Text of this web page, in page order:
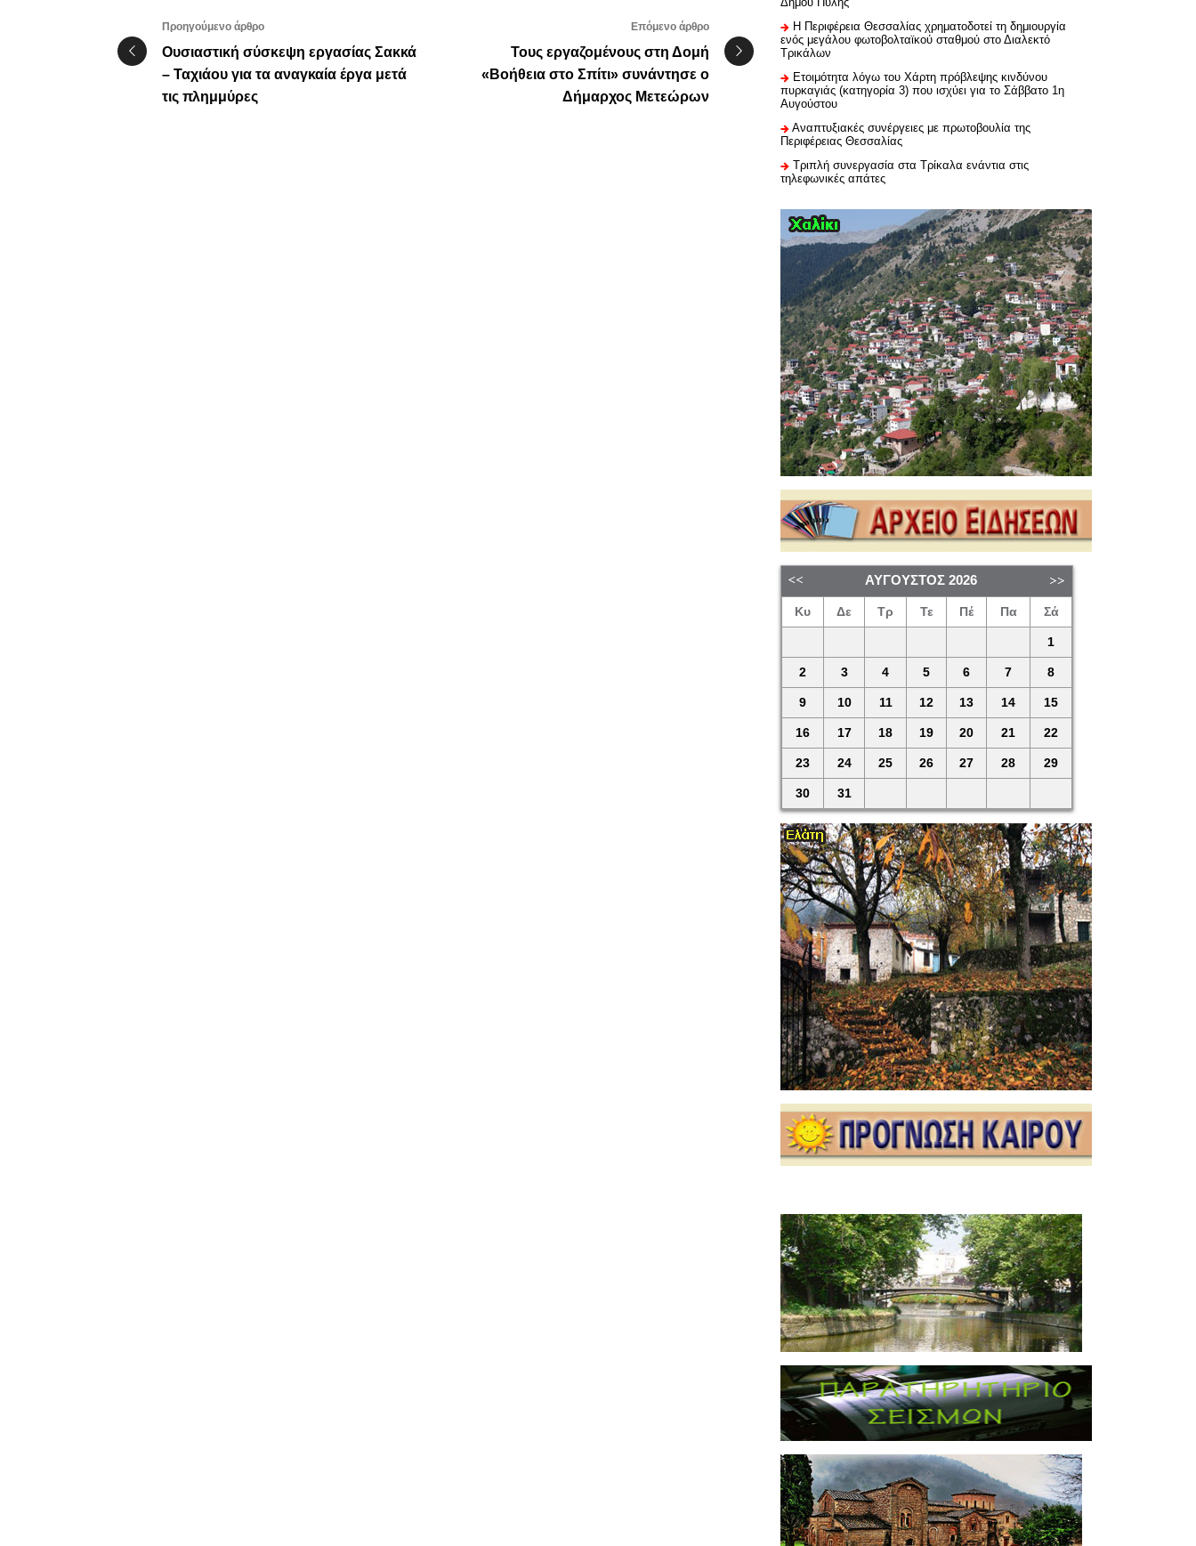
Προηγούμενο άρθρο
Ουσιαστική σύσκεψη εργασίας Σακκά
– Ταχιάου για τα αναγκαία έργα μετά
τις πλημμύρες
Επόμενο άρθρο
Τους εργαζομένους στη Δομή
«Βοήθεια στο Σπίτι» συνάντησε ο
Δήμαρχος Μετεώρων
H Περιφέρεια Θεσσαλίας χρηματοδοτεί τη δημιουργία
ενός μεγάλου φωτοβολταϊκού σταθμού στο Διαλεκτό
Τρικάλων
Ετοιμότητα λόγω του Χάρτη πρόβλεψης κινδύνου
πυρκαγιάς (κατηγορία 3) που ισχύει για το Σάββατο 1η
Αυγούστου
Αναπτυξιακές συνέργειες με πρωτοβουλία της
Περιφέρειας Θεσσαλίας
Τριπλή συνεργασία στα Τρίκαλα ενάντια στις
τηλεφωνικές απάτες
ΑΎΓΟΥΣΤΟΣ 2026
Κυ Δε Τρ Τε Πέ Πα Σά
1
2 3 4 5 6 7 8
9 10 11 12 13 14 15
16 17 18 19 20 21 22
23 24 25 26 27 28 29
30 31